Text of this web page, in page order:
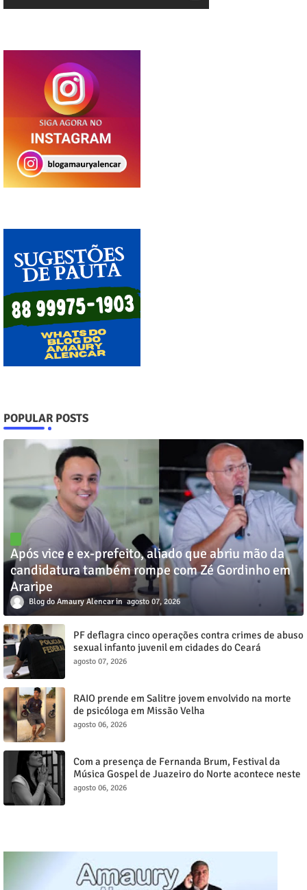
POPULAR POSTS
Após vice e ex-prefeito, aliado que abriu mão da
candidatura também rompe com Zé Gordinho em
Araripe
Blog do Amaury Alencar agosto 07, 2026
PF deflagra cinco operações contra crimes de abuso
sexual infanto juvenil em cidades do Ceará
agosto 07, 2026
RAIO prende em Salitre jovem envolvido na morte
de psicóloga em Missão Velha
agosto 06, 2026
Com a presença de Fernanda Brum, Festival da
Música Gospel de Juazeiro do Norte acontece neste
sábado, 8
agosto 06, 2026